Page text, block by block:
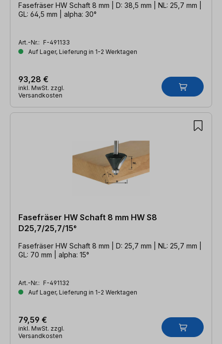
Fasefräser HW Schaft 8 mm | D: 38,5 mm | NL: 25,7 mm |
GL: 64,5 mm | alpha: 30°
Art.-Nr.: F-491133
Auf Lager, Lieferung in 1-2 Werktagen
93,28 €
inkl. MwSt. zzgl.
Versandkosten
Fasefräser HW Schaft 8 mm HW S8
D25,7/25,7/15°
Fasefräser HW Schaft 8 mm | D: 25,7 mm | NL: 25,7 mm |
GL: 70 mm | alpha: 15°
Art.-Nr.: F-491132
Auf Lager, Lieferung in 1-2 Werktagen
79,59 €
inkl. MwSt. zzgl.
Versandkosten